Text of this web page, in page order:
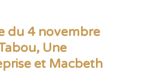
du 4 novembre
Une
et Macbeth